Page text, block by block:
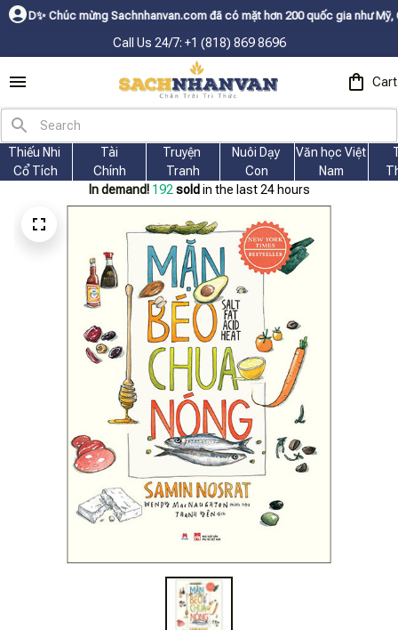
mừng Sachnhanvan.com đã có mặt hơn 200 quốc gia như Mỹ, Canada, Úc,
Call Us 24/7: +1 (818) 869 8696
Cart
Thiếu Nhi
Cổ Tích
Tài
Chính
Truyện
Tranh
Nuôi Dạy
Con
Văn học Việt
Nam
In demand! 192 sold in the last 24 hours